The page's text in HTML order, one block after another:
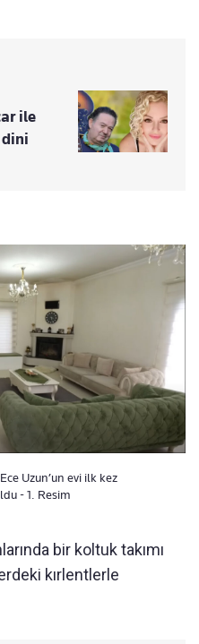
ile
Uzun’un evi ilk kez
- 1. Resim
bir koltuk takımı
kırlentlerle